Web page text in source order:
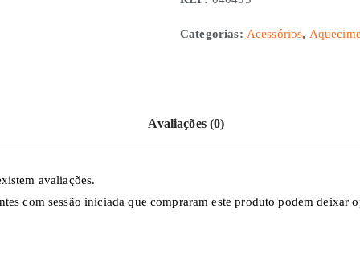
Truma
Categorias: Acessórios,
Avaliações (0)
avaliações.
com sessão iniciada que compraram este produto podem deixar